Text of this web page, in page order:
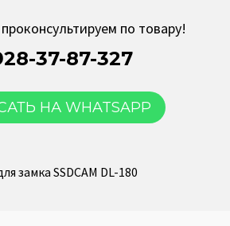
по товару!
37-87-327
НА WHATSAPP
замка SSDCAM DL-180